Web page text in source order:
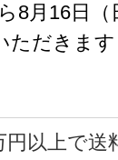
8月16日
ただきます
以上で送